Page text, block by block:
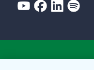
Valstybinė